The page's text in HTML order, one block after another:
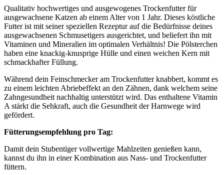
Qualitativ hochwertiges und ausgewogenes Trockenfutter für
ausgewachsene Katzen ab einem Alter von 1 Jahr. Dieses köstliche
Futter ist mit seiner speziellen Rezeptur auf die Bedürfnisse deines
ausgewachsenen Schmusetigers ausgerichtet, und beliefert ihn mit
Vitaminen und Mineralien im optimalen Verhältnis! Die Pölsterchen
haben eine knackig-knusprige Hülle und einen weichen Kern mit
schmackhafter Füllung.
Während dein Feinschmecker am Trockenfutter knabbert, kommt es
zu einem leichten Abriebeffekt an den Zähnen, dank welchem seine
Zahngesundheit nachhaltig unterstützt wird. Das enthaltene Vitamin
A stärkt die Sehkraft, auch die Gesundheit der Harnwege wird
gefördert.
Fütterungsempfehlung pro Tag:
Damit dein Stubentiger vollwertige Mahlzeiten genießen kann,
kannst du ihn in einer Kombination aus Nass- und Trockenfutter
füttern.